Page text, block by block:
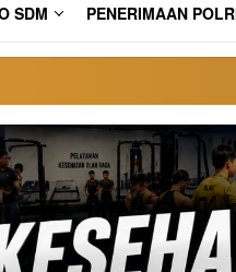
SDM PENERIMAAN